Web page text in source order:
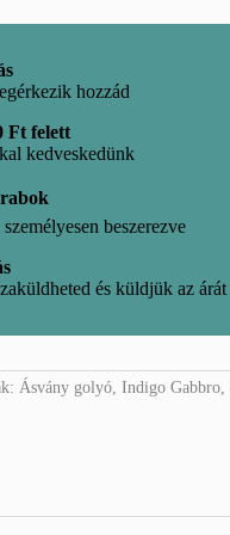
hozzád
Ft felett
kedveskedünk
beszerezve
és küldjük az árát
Ásvány golyó,Indigo Gabbro,